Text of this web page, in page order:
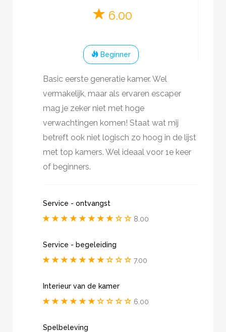
6.00
Beginner
Basic eerste generatie kamer. Wel
vermakelijk, maar als ervaren escaper
mag je zeker niet met hoge
verwachtingen komen! Staat wat mij
betreft ook niet logisch zo hoog in de lijst
met top kamers. Wel ideaal voor 1e keer
of beginners.
Service - ontvangst
8.00
Service - begeleiding
7.00
Interieur van de kamer
6.00
Spelbeleving